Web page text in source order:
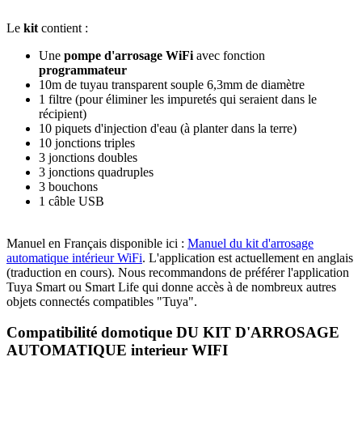
Le kit contient :
Une pompe d'arrosage WiFi avec fonction
programmateur
10m de tuyau transparent souple 6,3mm de diamètre
1 filtre (pour éliminer les impuretés qui seraient dans le
récipient)
10 piquets d'injection d'eau (à planter dans la terre)
10 jonctions triples
3 jonctions doubles
3 jonctions quadruples
3 bouchons
1 câble USB
Manuel en Français disponible ici : Manuel du kit d'arrosage
automatique intérieur WiFi. L'application est actuellement en anglais
(traduction en cours). Nous recommandons de préférer l'application
Tuya Smart ou Smart Life qui donne accès à de nombreux autres
objets connectés compatibles "Tuya".
Compatibilité domotique DU KIT D'ARROSAGE
AUTOMATIQUE interieur WIFI